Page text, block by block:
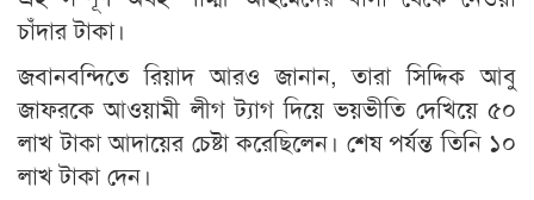
চাঁদার টাকা।
জবানবন্দিতে রিয়াদ আরও জানান, তারা সিদ্দিক আবু
জাফরকে আওয়ামী লীগ ট্যাগ দিয়ে ভয়ভীতি দেখিয়ে ৫০
লাখ টাকা আদায়ের চেষ্টা করেছিলেন। শেষ পর্যন্ত তিনি ১০
লাখ টাকা দেন।